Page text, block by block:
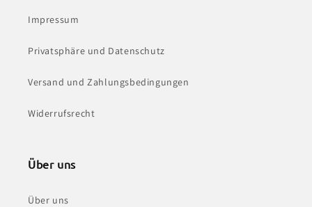
Impressum
Privatsphäre und Datenschutz
Versand und Zahlungsbedingungen
Widerrufsrecht
Über uns
Über uns